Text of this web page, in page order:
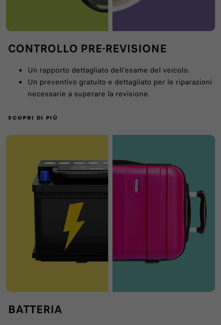
CONTROLLO PRE-REVISIONE
Un rapporto dettagliato dell’esame del veicolo.
Un preventivo gratuito e dettagliato per le riparazioni
necessarie a superare la revisione.
SCOPRI DI PIÙ
BATTERIA